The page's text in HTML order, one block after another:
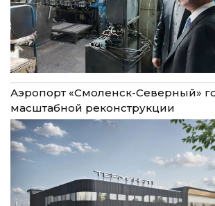
Аэропорт «Смоленск-Северный»
масштабной реконструкции